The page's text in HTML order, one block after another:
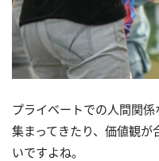
プライベートでの人間関
集まってきたり、価値観
いですよね。